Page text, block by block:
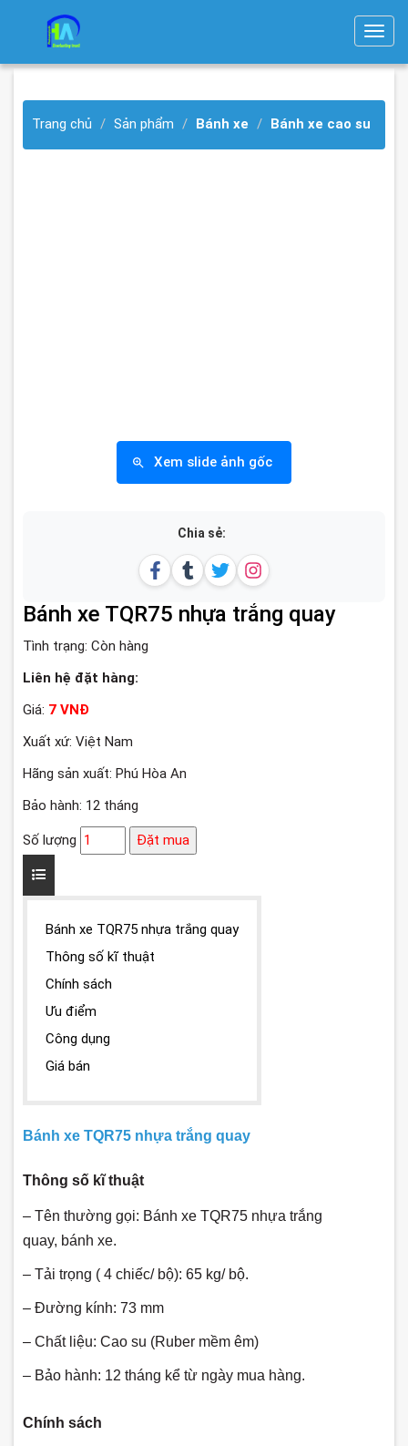
T
g
e
Trang chủ Sản phẩm Bánh xe Bánh xe cao su
Xem slide ảnh gốc
Chia sẻ:
Bánh xe TQR75 nhựa trắng quay
Tình trạng: Còn hàng
Liên hệ đặt hàng:
Giá: 7 VNĐ
Xuất xứ: Việt Nam
Hãng sản xuất: Phú Hòa An
Bảo hành: 12 tháng
Số lượng Đặt mua
Bánh xe TQR75 nhựa trắng quay
Thông số kĩ thuật
Chính sách
Ưu điểm
Công dụng
Giá bán
Bánh xe TQR75 nhựa trắng quay
Thông số kĩ thuật
– Tên thường gọi: Bánh xe TQR75 nhựa trắng
quay, bánh xe.
– Tải trọng ( 4 chiếc/ bộ): 65 kg/ bộ.
– Đường kính: 73 mm
– Chất liệu: Cao su (Ruber mềm êm)
– Bảo hành: 12 tháng kể từ ngày mua hàng.
Chính sách